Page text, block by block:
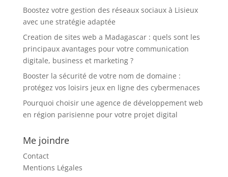
Boostez votre gestion des réseaux sociaux à Lisieux
avec une stratégie adaptée
Creation de sites web a Madagascar : quels sont les
principaux avantages pour votre communication
digitale, business et marketing ?
Booster la sécurité de votre nom de domaine :
protégez vos loisirs jeux en ligne des cybermenaces
Pourquoi choisir une agence de développement web
en région parisienne pour votre projet digital
Me joindre
Contact
Mentions Légales